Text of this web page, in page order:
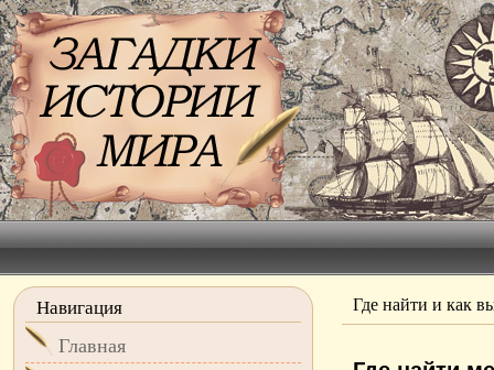
Где найти и как
Навигация
Главная